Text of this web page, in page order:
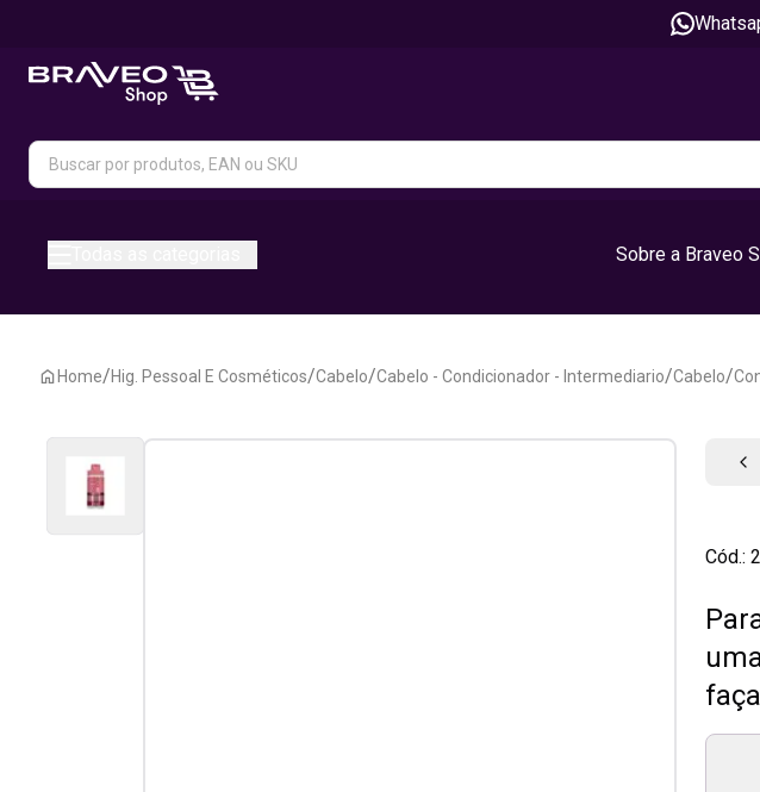
Sobre a Braveo
Home/Hig. Pessoal E Cosméticos/Cabelo/Cabelo - Condicionador - Intermediario/Cabelo/
Cód.: